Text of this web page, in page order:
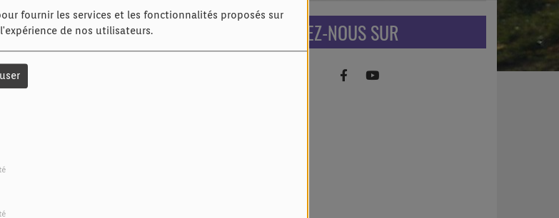
fournir les services et les fonctionnalités proposés sur
de nos utilisateurs.
RETROUVEZ-NOUS SUR